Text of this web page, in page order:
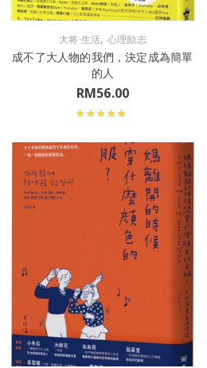
大将·生活, 心理励志
成不了大人物的我們，決定成為簡單
的人
RM56.00